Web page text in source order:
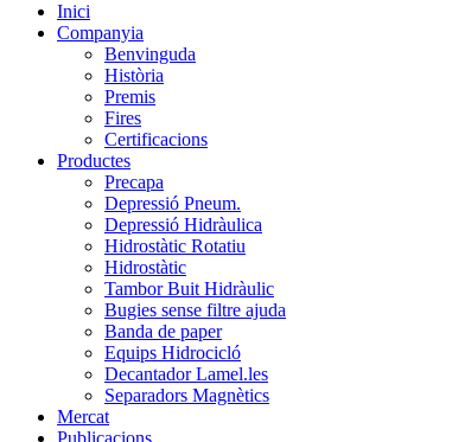
Inici
Companyia
Benvinguda
Història
Premis
Fires
Certificacions
Productes
Precapa
Depressió Pneum.
Depressió Hidràulica
Hidrostàtic Rotatiu
Hidrostàtic
Tambor Buit Hidràulic
Bugies sense filtre ajuda
Banda de paper
Equips Hidrocicló
Decantador Lamel.les
Separadors Magnètics
Mercat
Publicacions